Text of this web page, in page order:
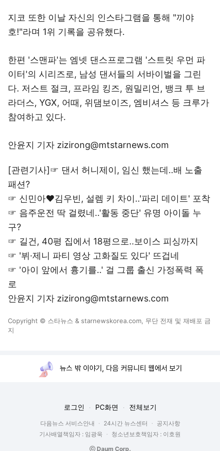
지코 또한 이날 자신의 인스타그램을 통해 "끼야
호!"라며 1위 기록을 공유했다.
한편 '스맨파'는 엠넷 댄스프로그램 '스트릿 우먼 파
이터'의 시리즈로, 남성 댄서들의 서바이벌을 그린
다. 저스트 절크, 프라임 킹즈, 원밀리언, 뱅크 투 브
라더스, YGX, 어때, 위댐보이즈, 엠비셔스 등 크루가
참여하고 있다.
안윤지 기자 zizirong@mtstarnews.com
[관련기사]☞ 댄서 허니제이, 임신 했는데..배 노출
패션?
☞ 신민아♥김우빈, 설렘 키 차이..'파리 데이트' 포착
☞ 음주운전 딱 걸렸네..'활동 중단' 유명 아이돌 누
구?
☞ 길건, 40평 집에서 18평으로..보이스 피싱까지
☞ '뷔·제니 파티 영상 고화질도 있다' 뜨겁네
☞ '아이 앞에서 흉기를..' 걸 그룹 출신 가정폭력 폭
로
안윤지 기자 zizirong@mtstarnews.com
Copyright © 스타뉴스 & starnewskorea.com, 무단 전재 및 재배포 금
지
뉴스 밖 이야기, 다음 커뮤니티 웹에서 보기
로그인 PC화면 전체보기
다음뉴스 서비스안내 24시간 뉴스센터
공지사항
기사배열책임자 : 임광욱
청소년보호책임자 : 이호원
ⓒ Daum Corp.